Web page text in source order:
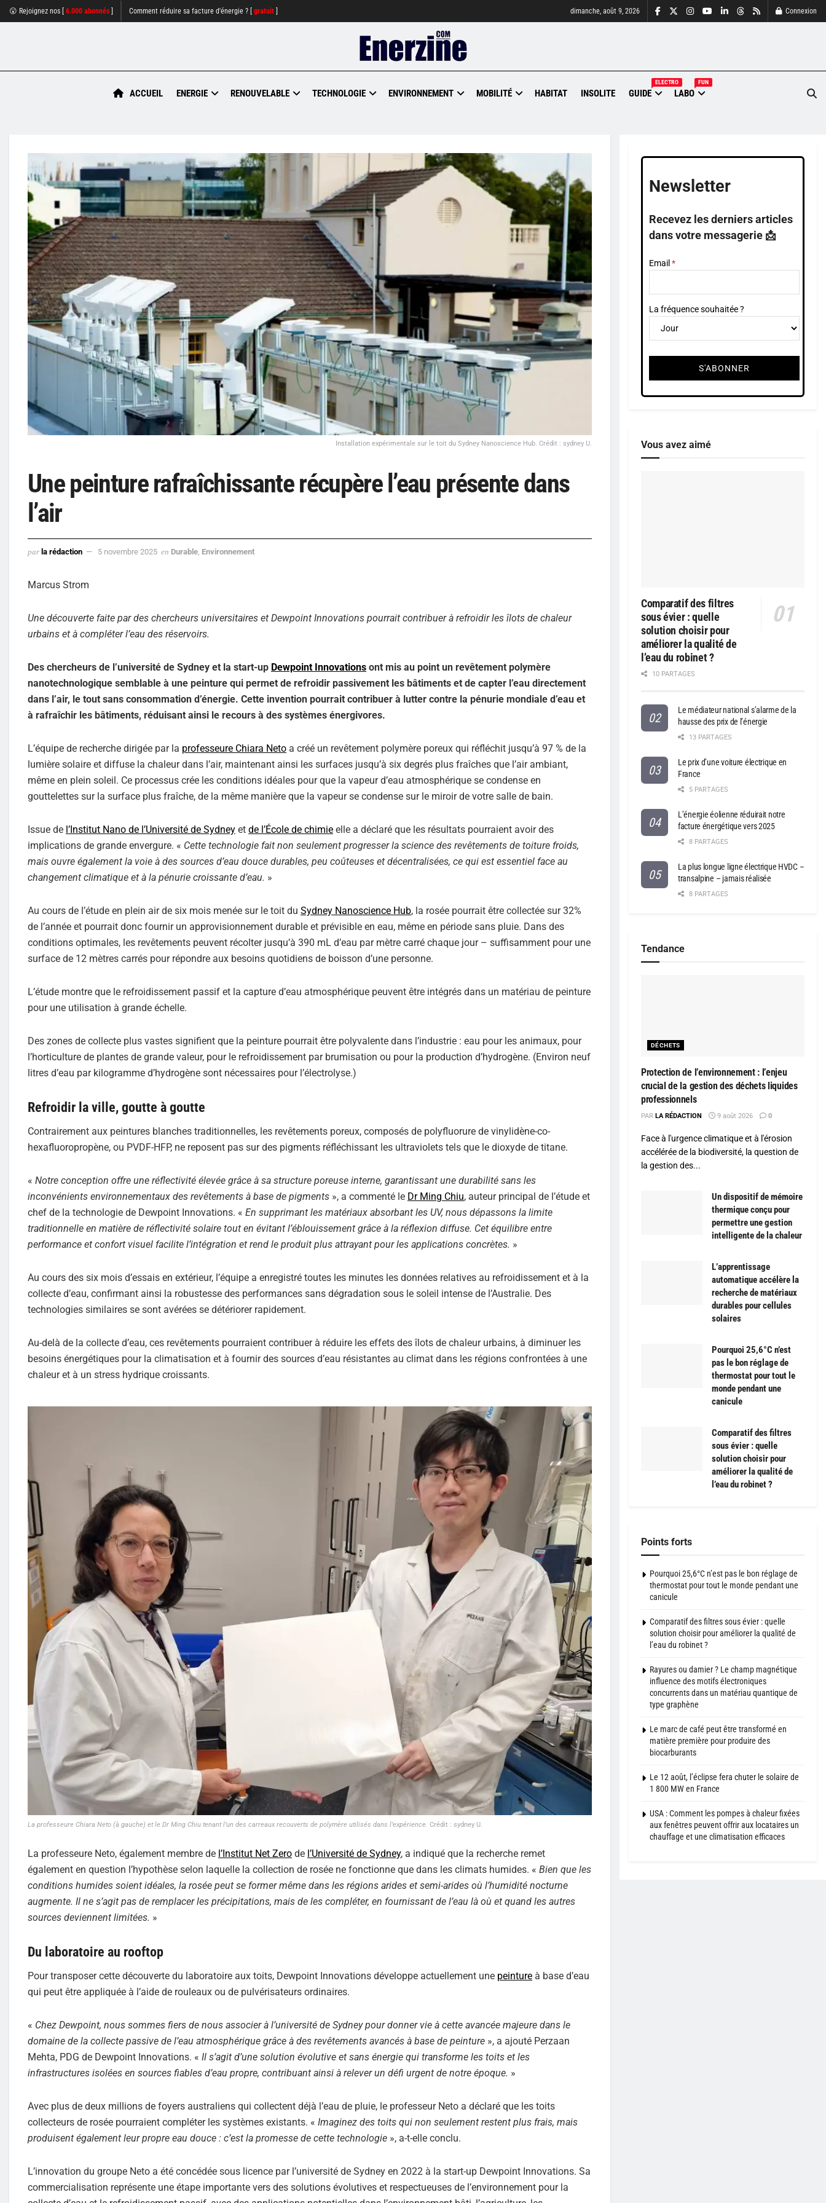
😮 Rejoignez nos [ 6.000 abonnés Comment réduire sa facture d'énergie ? [ gratuit dimanche, août 9, 2026 Connexion
ACCUEIL ENERGIE RENOUVELABLE TECHNOLOGIE ENVIRONNEMENT MOBILITÉ HABITAT INSOLITE GUIDE
ELECTRO
LABO
FUN
Installation expérimentale sur le toit du Sydney Nanoscience Hub. Crédit : sydney U.
Une peinture rafraîchissante récupère l’eau présente dans
l’air
par la rédaction 5 novembre 2025 en Durable Environnement
Marcus Strom
Une découverte faite par des chercheurs universitaires et Dewpoint Innovations pourrait contribuer à refroidir les îlots de chaleur
urbains et à compléter l’eau des réservoirs.
Des chercheurs de l’université de Sydney et la start-up Dewpoint Innovations ont mis au point un revêtement polymère
nanotechnologique semblable à une peinture qui permet de refroidir passivement les bâtiments et de capter l’eau directement
dans l’air, le tout sans consommation d’énergie. Cette invention pourrait contribuer à lutter contre la pénurie mondiale d’eau et
à rafraîchir les bâtiments, réduisant ainsi le recours à des systèmes énergivores.
L’équipe de recherche dirigée par la professeure Chiara Neto a créé un revêtement polymère poreux qui réfléchit jusqu’à 97 % de la
lumière solaire et diffuse la chaleur dans l’air, maintenant ainsi les surfaces jusqu’à six degrés plus fraîches que l’air ambiant,
même en plein soleil. Ce processus crée les conditions idéales pour que la vapeur d’eau atmosphérique se condense en
gouttelettes sur la surface plus fraîche, de la même manière que la vapeur se condense sur le miroir de votre salle de bain.
Issue de l’Institut Nano de l’Université de Sydney et de l’École de chimie elle a déclaré que les résultats pourraient avoir des
implications de grande envergure. « Cette technologie fait non seulement progresser la science des revêtements de toiture froids,
mais ouvre également la voie à des sources d’eau douce durables, peu coûteuses et décentralisées, ce qui est essentiel face au
changement climatique et à la pénurie croissante d’eau. »
Au cours de l’étude en plein air de six mois menée sur le toit du Sydney Nanoscience Hub, la rosée pourrait être collectée sur 32%
de l’année et pourrait donc fournir un approvisionnement durable et prévisible en eau, même en période sans pluie. Dans des
conditions optimales, les revêtements peuvent récolter jusqu’à 390 mL d’eau par mètre carré chaque jour – suffisamment pour une
surface de 12 mètres carrés pour répondre aux besoins quotidiens de boisson d’une personne.
L’étude montre que le refroidissement passif et la capture d’eau atmosphérique peuvent être intégrés dans un matériau de peinture
pour une utilisation à grande échelle.
Des zones de collecte plus vastes signifient que la peinture pourrait être polyvalente dans l’industrie : eau pour les animaux, pour
l’horticulture de plantes de grande valeur, pour le refroidissement par brumisation ou pour la production d’hydrogène. (Environ neuf
litres d’eau par kilogramme d’hydrogène sont nécessaires pour l’électrolyse.)
Refroidir la ville, goutte à goutte
Contrairement aux peintures blanches traditionnelles, les revêtements poreux, composés de polyfluorure de vinylidène-co-
hexafluoropropène, ou PVDF-HFP, ne reposent pas sur des pigments réfléchissant les ultraviolets tels que le dioxyde de titane.
« Notre conception offre une réflectivité élevée grâce à sa structure poreuse interne, garantissant une durabilité sans les
inconvénients environnementaux des revêtements à base de pigments », a commenté le Dr Ming Chiu, auteur principal de l’étude et
chef de la technologie de Dewpoint Innovations. « En supprimant les matériaux absorbant les UV, nous dépassons la limite
traditionnelle en matière de réflectivité solaire tout en évitant l’éblouissement grâce à la réflexion diffuse. Cet équilibre entre
performance et confort visuel facilite l’intégration et rend le produit plus attrayant pour les applications concrètes. »
Au cours des six mois d’essais en extérieur, l’équipe a enregistré toutes les minutes les données relatives au refroidissement et à la
collecte d’eau, confirmant ainsi la robustesse des performances sans dégradation sous le soleil intense de l’Australie. Des
technologies similaires se sont avérées se détériorer rapidement.
Au-delà de la collecte d’eau, ces revêtements pourraient contribuer à réduire les effets des îlots de chaleur urbains, à diminuer les
besoins énergétiques pour la climatisation et à fournir des sources d’eau résistantes au climat dans les régions confrontées à une
chaleur et à un stress hydrique croissants.
La professeure Chiara Neto (à gauche) et le Dr Ming Chiu tenant l’un des carreaux recouverts de polymère utilisés dans l’expérience. Crédit : sydney U.
La professeure Neto, également membre de l’Institut Net Zero de l’Université de Sydney, a indiqué que la recherche remet
également en question l’hypothèse selon laquelle la collection de rosée ne fonctionne que dans les climats humides. « Bien que les
conditions humides soient idéales, la rosée peut se former même dans les régions arides et semi-arides où l’humidité nocturne
augmente. Il ne s’agit pas de remplacer les précipitations, mais de les compléter, en fournissant de l’eau là où et quand les autres
sources deviennent limitées. »
Du laboratoire au rooftop
Pour transposer cette découverte du laboratoire aux toits, Dewpoint Innovations développe actuellement une peinture à base d’eau
qui peut être appliquée à l’aide de rouleaux ou de pulvérisateurs ordinaires.
« Chez Dewpoint, nous sommes fiers de nous associer à l’université de Sydney pour donner vie à cette avancée majeure dans le
domaine de la collecte passive de l’eau atmosphérique grâce à des revêtements avancés à base de peinture », a ajouté Perzaan
Mehta, PDG de Dewpoint Innovations. « Il s’agit d’une solution évolutive et sans énergie qui transforme les toits et les
infrastructures isolées en sources fiables d’eau propre, contribuant ainsi à relever un défi urgent de notre époque. »
Avec plus de deux millions de foyers australiens qui collectent déjà l’eau de pluie, le professeur Neto a déclaré que les toits
collecteurs de rosée pourraient compléter les systèmes existants. « Imaginez des toits qui non seulement restent plus frais, mais
produisent également leur propre eau douce : c’est la promesse de cette technologie », a-t-elle conclu.
L’innovation du groupe Neto a été concédée sous licence par l’université de Sydney en 2022 à la start-up Dewpoint Innovations. Sa
commercialisation représente une étape importante vers des solutions évolutives et respectueuses de l’environnement pour la
Newsletter
Recevez les derniers articles
dans votre messagerie 📩
Email
La fréquence souhaitée ?
Vous avez aimé
Comparatif des filtres
sous évier : quelle
solution choisir pour
améliorer la qualité de
l’eau du robinet ?
10 PARTAGES
Le médiateur national s’alarme de la
hausse des prix de l’énergie
13 PARTAGES
Le prix d’une voiture électrique en
France
5 PARTAGES
L’énergie éolienne réduirait notre
facture énergétique vers 2025
8 PARTAGES
La plus longue ligne électrique HVDC –
transalpine – jamais réalisée
8 PARTAGES
Tendance
DÉCHETS
Protection de l’environnement : l’enjeu
crucial de la gestion des déchets liquides
professionnels
PAR LA RÉDACTION 9 août 2026 0
Face à l'urgence climatique et à l'érosion
accélérée de la biodiversité, la question de
la gestion des...
Un dispositif de mémoire
thermique conçu pour
permettre une gestion
intelligente de la chaleur
L’apprentissage
automatique accélère la
recherche de matériaux
durables pour cellules
solaires
Pourquoi 25,6°C n’est
pas le bon réglage de
thermostat pour tout le
monde pendant une
canicule
Comparatif des filtres
sous évier : quelle
solution choisir pour
améliorer la qualité de
l’eau du robinet ?
Points forts
Pourquoi 25,6°C n’est pas le bon réglage de
thermostat pour tout le monde pendant une
canicule
Comparatif des filtres sous évier : quelle
solution choisir pour améliorer la qualité de
l’eau du robinet ?
Rayures ou damier ? Le champ magnétique
influence des motifs électroniques
concurrents dans un matériau quantique de
type graphène
Le marc de café peut être transformé en
matière première pour produire des
biocarburants
Le 12 août, l’éclipse fera chuter le solaire de
1 800 MW en France
USA : Comment les pompes à chaleur fixées
aux fenêtres peuvent offrir aux locataires un
chauffage et une climatisation efficaces